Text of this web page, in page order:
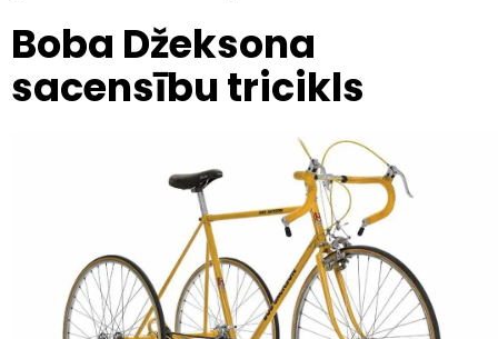
Boba Džeksona
sacensību tricikls